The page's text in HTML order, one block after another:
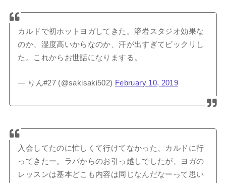
カルドで初ホットヨガしてきた。溶岩スタジオ効果な
のか、湿度高いからなのか、汗が出すぎてビックリし
た。これからお世話になりまする。
— りん#27 (@sakisaki502) February 10, 2019
入会してたのに忙しくて行けてなかった、カルドに行
ってきたー。ラバからのお引っ越しでしたが、ヨガの
レッスンは基本どこも内容は同じなんだなーって思い